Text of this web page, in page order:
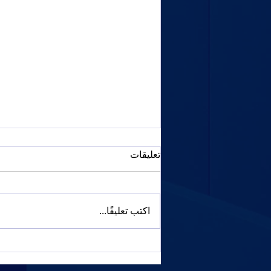
تعليقات
اكتب تعليقًا...